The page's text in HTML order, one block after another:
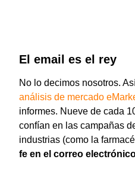
El email es el rey
No lo decimos nosotros.
análisis de mercado
informes. Nueve de cada
confían en las campañas
industrias (como la
fe en el correo